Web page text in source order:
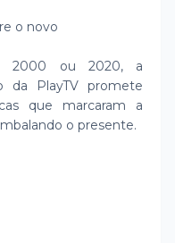
o novo
2000 ou 2020, a
da PlayTV promete
que marcaram a
o presente.